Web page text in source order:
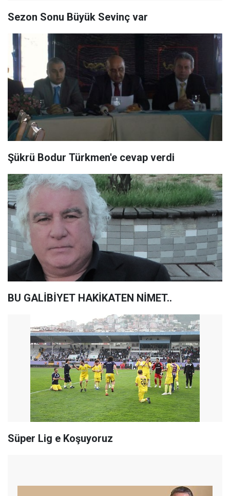
Sezon Sonu Büyük Sevinç var
Şükrü Bodur Türkmen'e cevap verdi
BU GALİBİYET HAKİKATEN NİMET..
Süper Lig e Koşuyoruz